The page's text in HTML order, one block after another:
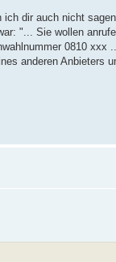
ich dir auch nicht
"... Sie wollen
0810 xxx
anderen Anbieters